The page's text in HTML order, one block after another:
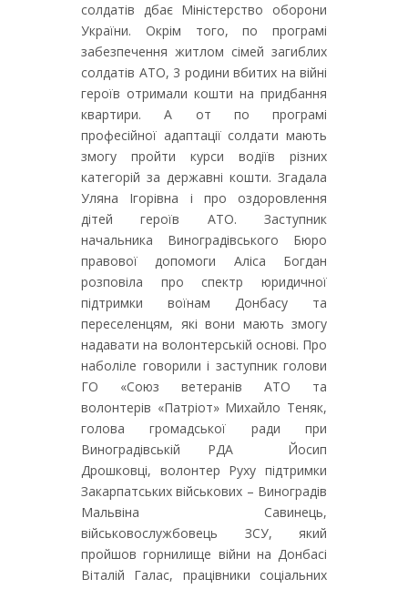
солдатів дбає Міністерство оборони
України. Окрім того, по програмі
забезпечення житлом сімей загиблих
солдатів АТО, 3 родини вбитих на війні
героїв отримали кошти на придбання
квартири. А от по програмі
професійної адаптації солдати мають
змогу пройти курси водіїв різних
категорій за державні кошти. Згадала
Уляна Ігорівна і про оздоровлення
дітей героїв АТО. Заступник
начальника Виноградівського Бюро
правової допомоги Аліса Богдан
розповіла про спектр юридичної
підтримки воїнам Донбасу та
переселенцям, які вони мають змогу
надавати на волонтерській основі. Про
наболіле говорили і заступник голови
ГО «Союз ветеранів АТО та
волонтерів «Патріот» Михайло Теняк,
голова громадської ради при
Виноградівській РДА Йосип
Дрошковці, волонтер Руху підтримки
Закарпатських військових – Виноградів
Мальвіна Савинець,
військовослужбовець ЗСУ, який
пройшов горнилище війни на Донбасі
Віталій Галас, працівники соціальних